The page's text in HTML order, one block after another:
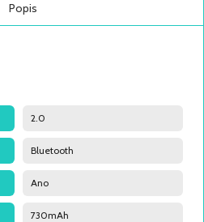
Popis
2.0
Bluetooth
Ano
730mAh